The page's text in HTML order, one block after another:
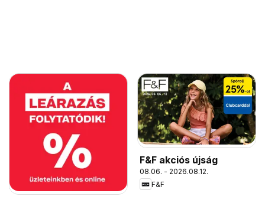
F&F akciós újság
08.06. - 2026.08.12.
F&F